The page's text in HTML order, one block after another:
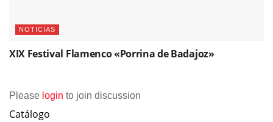
NOTICIAS
XIX Festival Flamenco «Porrina de Badajoz»
Please login to join discussion
Catálogo